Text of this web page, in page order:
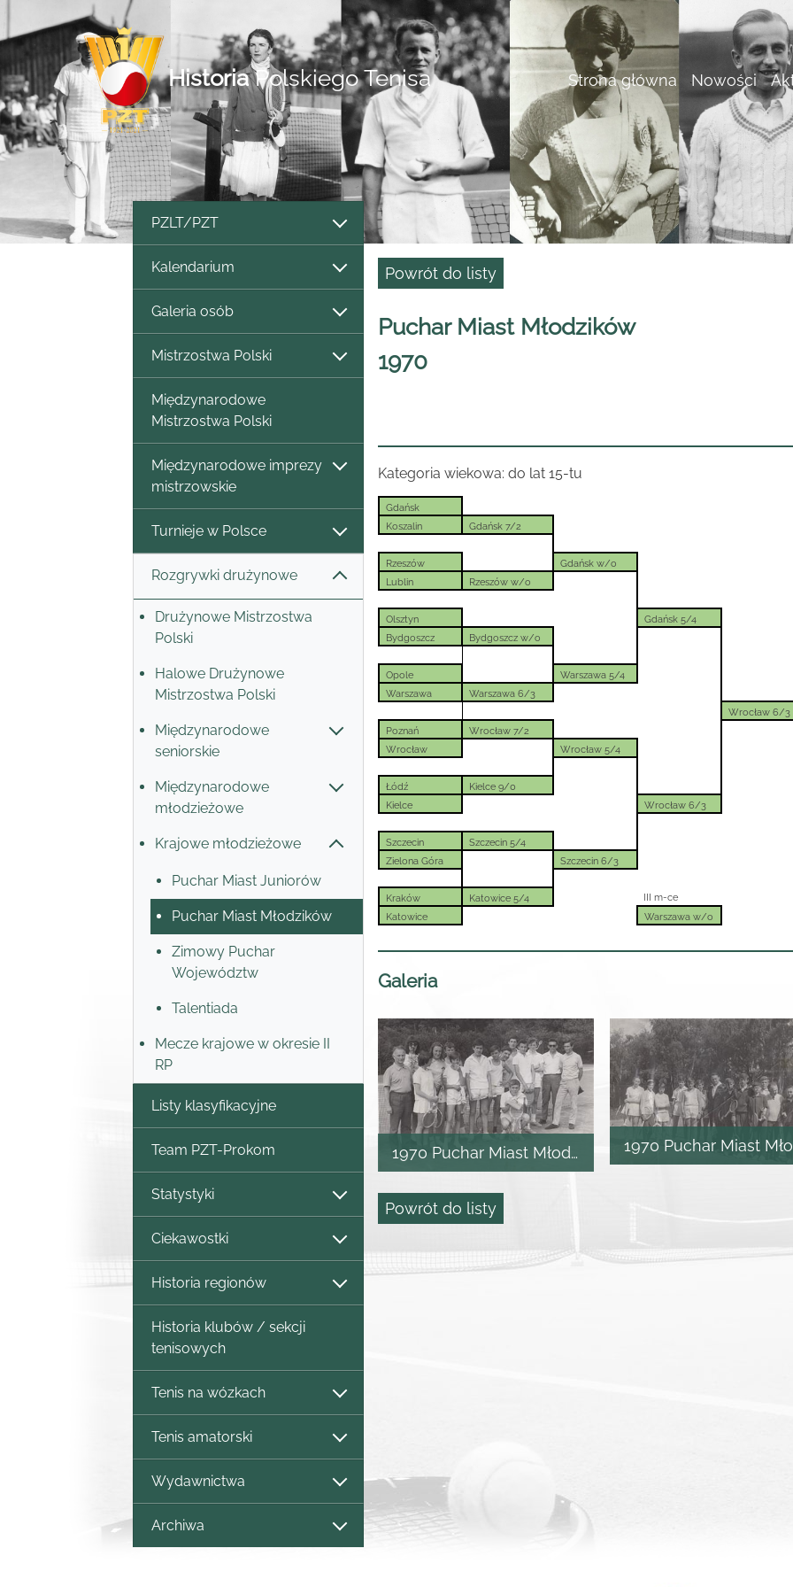
HistoriaPolskiego Tenisa Strona główna Nowości
PZLT/PZT
Kalendarium
Galeria osób
Mistrzostwa Polski
Międzynarodowe
Mistrzostwa Polski
Międzynarodowe imprezy
mistrzowskie
Turnieje w Polsce
Rozgrywki drużynowe
Drużynowe Mistrzostwa
Polski
Halowe Drużynowe
Mistrzostwa Polski
Międzynarodowe
seniorskie
Międzynarodowe
młodzieżowe
Krajowe młodzieżowe
Puchar Miast Juniorów
Puchar Miast Młodzików
Zimowy Puchar
Województw
Talentiada
Mecze krajowe w okresie II
RP
Listy klasyfikacyjne
Team PZT-Prokom
Statystyki
Ciekawostki
Historia regionów
Historia klubów / sekcji
tenisowych
Tenis na wózkach
Tenis amatorski
Wydawnictwa
Archiwa
Powrót do listy
Puchar Miast Młodzików
1970
Kategoria wiekowa: do lat 15-tu
Gdańsk
Koszalin
Gdańsk 7/2
Rzeszów
Gdańsk w/o
Lublin
Rzeszów w/o
Olsztyn
Gdańsk 5/4
Bydgoszcz
Bydgoszcz w/o
Opole
Warszawa 5/4
Warszawa
Warszawa 6/3
Wrocław 6/3
Poznań
Wrocław 7/2
Wrocław
Wrocław 5/4
Łódź
Kielce 9/0
Kielce
Wrocław 6/3
Szczecin
Szczecin 5/4
Zielona Góra
Szczecin 6/3
Kraków Katowice 5/4
III m-ce
Katowice
Warszawa w/o
Galeria
1970 Puchar Miast Młodzików 1970 Puchar Miast
Powrót do listy